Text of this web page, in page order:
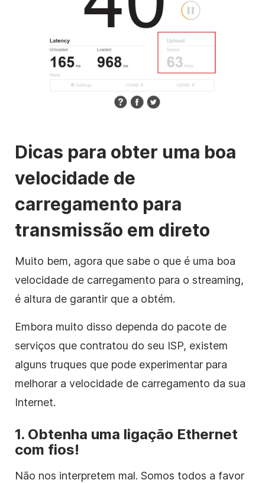
Dicas para obter uma boa
velocidade de
carregamento para
transmissão em direto
Muito bem, agora que sabe o que é uma boa
velocidade de carregamento para o streaming,
é altura de garantir que a obtém.
Embora muito disso dependa do pacote de
serviços que contratou do seu ISP, existem
alguns truques que pode experimentar para
melhorar a velocidade de carregamento da sua
Internet.
1. Obtenha uma ligação Ethernet
com fios!
Não nos interpretem mal. Somos todos a favor